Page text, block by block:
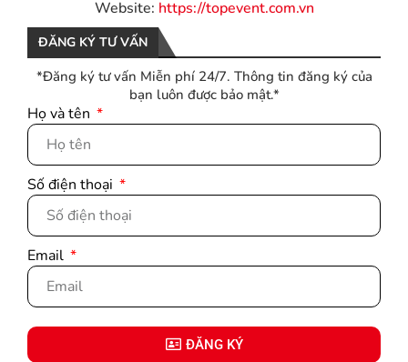
Website: https://topevent.com.vn
ĐĂNG KÝ TƯ VẤN
*Đăng ký tư vấn Miễn phí 24/7. Thông tin đăng ký của
bạn luôn được bảo mật.*
Họ và tên
Số điện thoại
Email
ĐĂNG KÝ